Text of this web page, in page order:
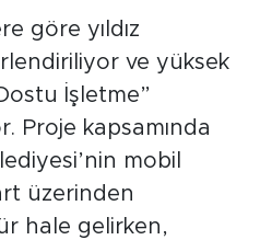
göre yıldız
ve yüksek
İşletme”
Proje kapsamında
mobil
üzerinden
hale gelirken,